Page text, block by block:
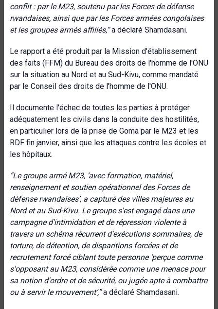
conflit : par le M23, soutenu par les Forces de défense
rwandaises, ainsi que par les Forces armées congolaises
et les groupes armés affiliés,”a déclaré Shamdasani.
Le rapport a été produit par la Mission d'établissement
des faits (FFM) du Bureau des droits de l'homme de l'ONU
sur la situation au Nord et au Sud-Kivu, comme mandaté
par le Conseil des droits de l'homme de l'ONU.
Il documente l'échec de toutes les parties à protéger
adéquatement les civils dans la conduite des hostilités,
en particulier lors de la prise de Goma par le M23 et les
RDF fin janvier, ainsi que les attaques contre les écoles et
les hôpitaux.
“Le groupe armé M23, ‘avec formation, matériel,
renseignement et soutien opérationnel des Forces de
défense rwandaises’, a capturé des villes majeures au
Nord et au Sud-Kivu. Le groupe s'est engagé dans une
campagne d'intimidation et de répression violente à
travers un schéma récurrent d'exécutions sommaires, de
torture, de détention, de disparitions forcées et de
recrutement forcé ciblant toute personne ‘perçue comme
s'opposant au M23, considérée comme une menace pour
sa notion d'ordre et de sécurité, ou jugée apte à combattre
ou à servir le mouvement’,”a déclaré Shamdasani.